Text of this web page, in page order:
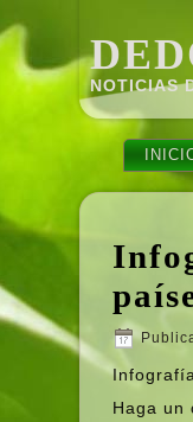
NOTICIAS
Haga un